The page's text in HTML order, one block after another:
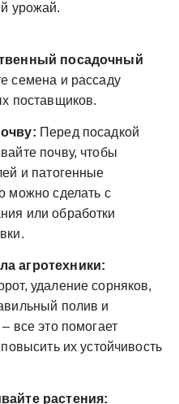
урожай.
посадочный
семена и рассаду
поставщиков.
Перед посадкой
почву, чтобы
и патогенные
можно сделать с
или обработки
агротехники:
удаление сорняков,
полив и
все это помогает
их устойчивость
растения: